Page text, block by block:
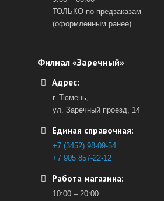
ТОЛЬКО по предзаказам
(оформленным ранее).
Филиал «Заречный»
Адрес:
г. Тюмень,
ул. Заречный проезд, 14
Единая справочная:
+7 (3452) 98-09-54
+7 905 857-22-12
Работа магазина:
10:00 – 20:00